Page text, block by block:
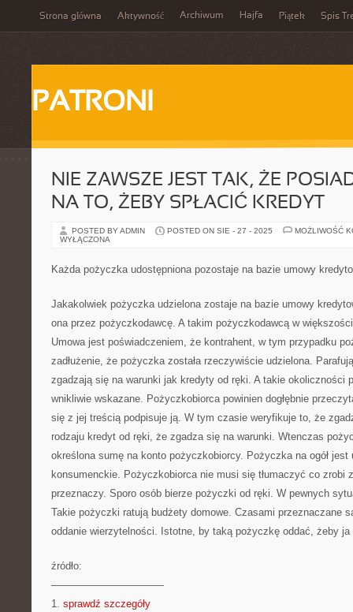
Strona główna Aktywność Archiwum Hajfa Piątek Spis
PATRONI
NIE ZAWSZE JEST TAK, ŻE
NA TO, ŻEBY SPŁACIĆ KREDYT
POSTED BY ADMIN POSTED ON SIE - 27 - 2025
MOŻLIWOŚĆ
WYŁĄCZONA
Każda pożyczka udostępniona pozostaje na bazie umowy
Jakakolwiek pożyczka udzielona zostaje na bazie umowy
ona przez pożyczkodawcę. A takim pożyczkodawcą w
Umowa jest poświadczeniem, że kontrahent, w tym przypadku
zadłużenie, że pożyczka została rzeczywiście udzielona.
zgadzają się na warunki jak kredyty od ręki. A takie okoliczności
wnikliwie wskazane. Pożyczkobiorca powinien dogłębnie
się z jej treścią podpisuje ją. W tym czasie weryfikuje to, że
rodzaju kredyt od ręki, że zgadza się na warunki. Wtenczas
określona sumę na konto pożyczkobiorcy. Pożyczka na ogół jest
konsumenckie. Pożyczkobiorca nie musi się tłumaczyć co zrobi
przeznaczy. Sporo osób bierze pożyczki od ręki. W pewnych
Takie pożyczki ratują budżety domowe. Czasami przeznaczane
oddanie wierzytelności. Istotne, by taką pożyczkę oddać, żeby ja
źródło:
———————————
1. sprawdź szczegóły